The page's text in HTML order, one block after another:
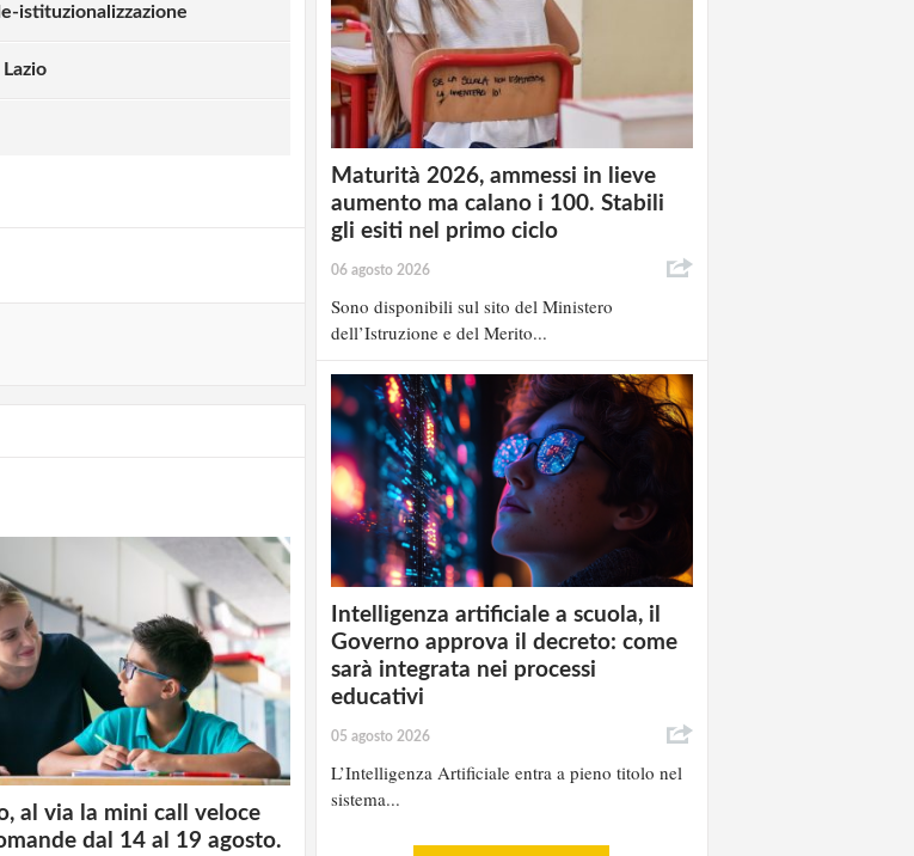
istituzionalizzazione
al via la mini call veloce
dal 14 al 19 agosto.
Maturità 2026, ammessi in lieve
aumento ma calano i 100. Stabili
gli esiti nel primo ciclo
06 agosto 2026
Sono disponibili sul sito del Ministero
dell’Istruzione e del Merito...
Intelligenza artificiale a scuola, il
Governo approva il decreto: come
sarà integrata nei processi
educativi
05 agosto 2026
L’Intelligenza Artificiale entra a pieno titolo nel
sistema...